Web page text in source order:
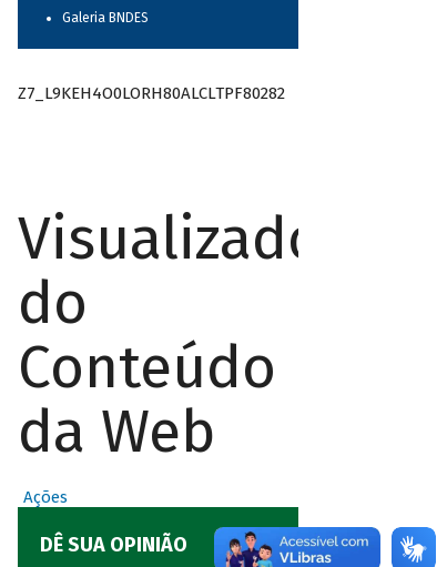
Galeria BNDES
Z7_L9KEH4O0LORH80ALCLTPF80282
Visualizador
do
Conteúdo
da Web
Ações
DÊ SUA OPINIÃO